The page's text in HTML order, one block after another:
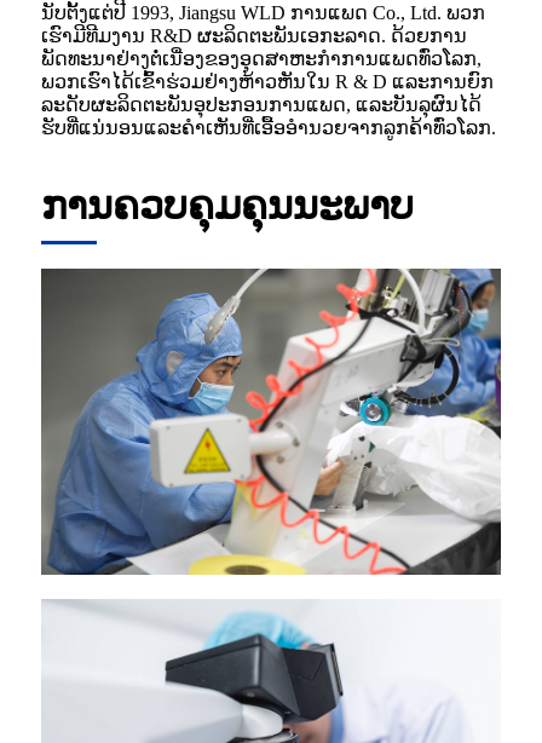
ນັບ​ຕັ້ງ​ແຕ່​ປີ 1993​, Jiangsu WLD ການ​ແພດ Co., Ltd​. ພວກ
ເຮົາມີທີມງານ R&D ຜະລິດຕະພັນເອກະລາດ. ດ້ວຍການ
ພັດທະນາຢ່າງຕໍ່ເນື່ອງຂອງອຸດສາຫະກໍາການແພດທົ່ວໂລກ,
ພວກເຮົາໄດ້ເຂົ້າຮ່ວມຢ່າງຫ້າວຫັນໃນ R & D ແລະການຍົກ
ລະດັບຜະລິດຕະພັນອຸປະກອນການແພດ, ແລະບັນລຸຜົນໄດ້
ຮັບທີ່ແນ່ນອນແລະຄໍາເຫັນທີ່ເອື້ອອໍານວຍຈາກລູກຄ້າທົ່ວໂລກ.
ການຄວບຄຸມຄຸນນະພາບ